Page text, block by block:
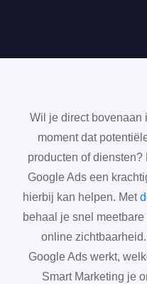
Wil je direct bovenaan
moment dat
producten of
Google Ads een
hierbij kan helpen. Met
behaal je snel
online
Google Ads werkt,
Smart Marketing je